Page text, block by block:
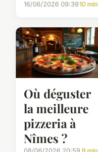
16/06/2026 09:3910 min
Où déguster
la meilleure
pizzeria à
Nîmes ?